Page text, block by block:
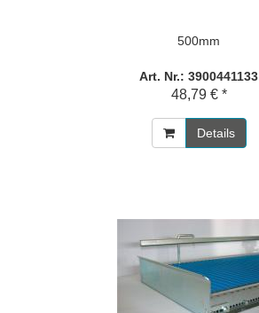
500mm
Art. Nr.: 3900441133
48,79 € *
Details